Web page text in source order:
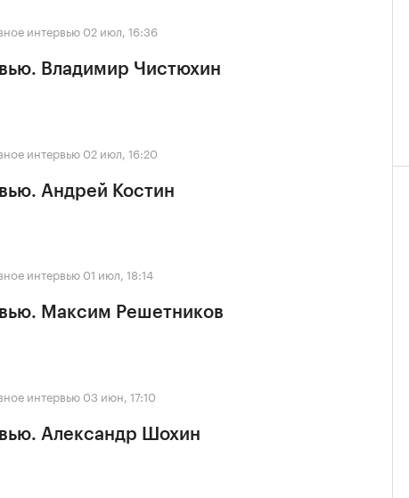
интервью 02 июл, 16:36
Владимир Чистюхин
интервью 02 июл, 16:20
Андрей Костин
интервью 01 июл, 18:14
Максим Решетников
интервью 03 июн, 17:10
Александр Шохин